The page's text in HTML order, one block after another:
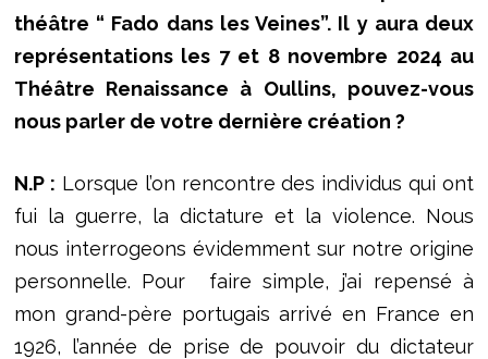
théâtre “ Fado dans les Veines”. Il y aura deux
représentations les 7 et 8 novembre 2024 au
Théâtre Renaissance à Oullins, pouvez-vous
nous parler de votre dernière création ?
N.P : Lorsque l’on rencontre des individus qui ont
fui la guerre, la dictature et la violence. Nous
nous interrogeons évidemment sur notre origine
personnelle. Pour faire simple, j’ai repensé à
mon grand-père portugais arrivé en France en
1926, l’année de prise de pouvoir du dictateur